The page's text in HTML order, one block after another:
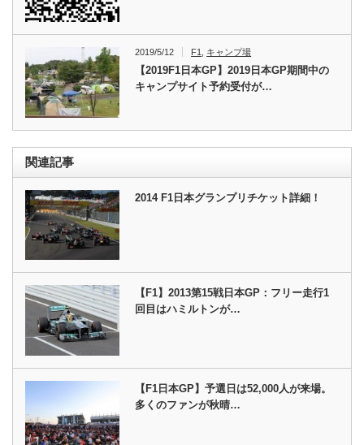
2019/5/12 F1 キャンプ場
【2019F1日本GP】2019日本GP期間中の
キャンプサイト予約受付が…
関連記事
2014 F1日本グランプリチケット詳細！
【F1】2013第15戦日本GP：フリー走行1
回目はハミルトンが…
【F1日本GP】予選日は52,000人が来場。
多くのファンが秋晴…